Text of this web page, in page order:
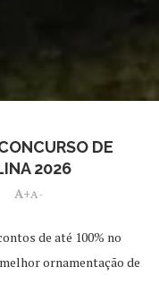
DE
2026
A+A-
de até 100% no
ornamentação de